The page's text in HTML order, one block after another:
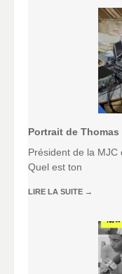
Portrait de Thomas
Président de la MJC
Quel est ton
LIRE LA SUITE →